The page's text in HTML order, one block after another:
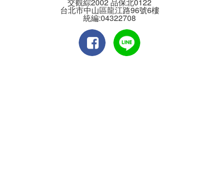
交觀綜2002 品保北0122
台北市中山區龍江路96號6樓
統編:04322708